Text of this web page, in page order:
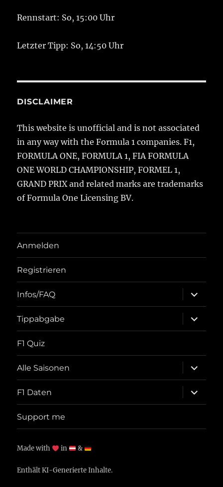
Rennstart: So, 15:00 Uhr
Letzter Tipp: So, 14:50 Uhr
DISCLAIMER
This website is unofficial and is not associated
in any way with the Formula 1 companies. F1,
FORMULA ONE, FORMULA 1, FIA FORMULA
ONE WORLD CHAMPIONSHIP, FORMEL 1,
GRAND PRIX and related marks are trademarks
of Formula One Licensing BV.
Anmelden
Registrieren
Infos/FAQ
öffnen
Tippabgabe
öffnen
F1 Quiz
Alle Saisonen
öffnen
F1 Daten
öffnen
Support me
Made with in &
Enthält KI-Generierte Inhalte.